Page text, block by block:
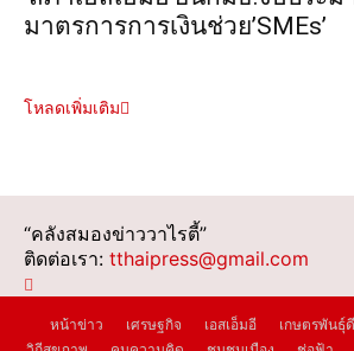
มาตรการการเงินช่วย’SMEs’
โหลดเพิ่มเติม
“คลังสมองข่าววาไรตี้”
ติดต่อเรา: tthaipress@gmail.com
หน้าข่าว เศรษฐกิจ เอสเอ็มอี เกษตรพันธุ์ดี